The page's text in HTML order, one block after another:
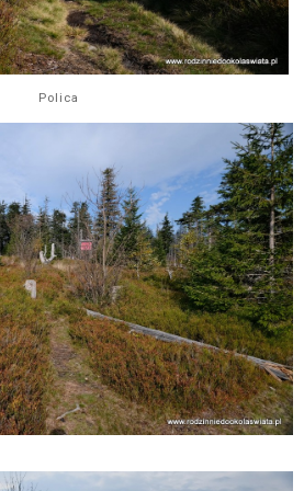
Polica